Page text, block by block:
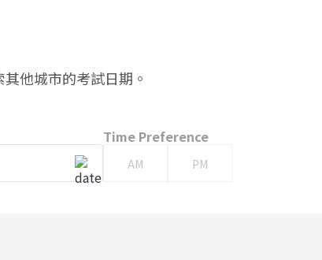
他城市的考試日期。
Time Preference
AM PM